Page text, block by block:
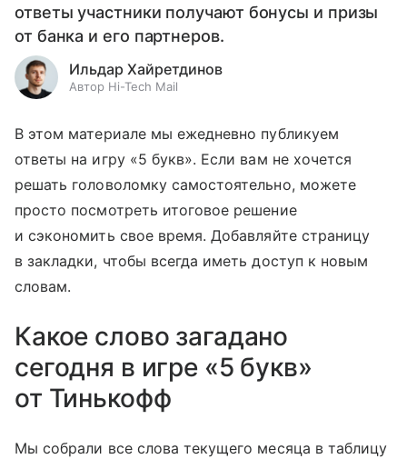
ответы участники получают бонусы и призы
от банка и его партнеров.
Ильдар Хайретдинов
Автор Hi-Tech Mail
В этом материале мы ежедневно публикуем
ответы на игру «5 букв». Если вам не хочется
решать головоломку самостоятельно, можете
просто посмотреть итоговое решение
и сэкономить свое время. Добавляйте страницу
в закладки, чтобы всегда иметь доступ к новым
словам.
Какое слово загадано
сегодня в игре «5 букв»
от Тинькофф
Мы собрали все слова текущего месяца в таблицу